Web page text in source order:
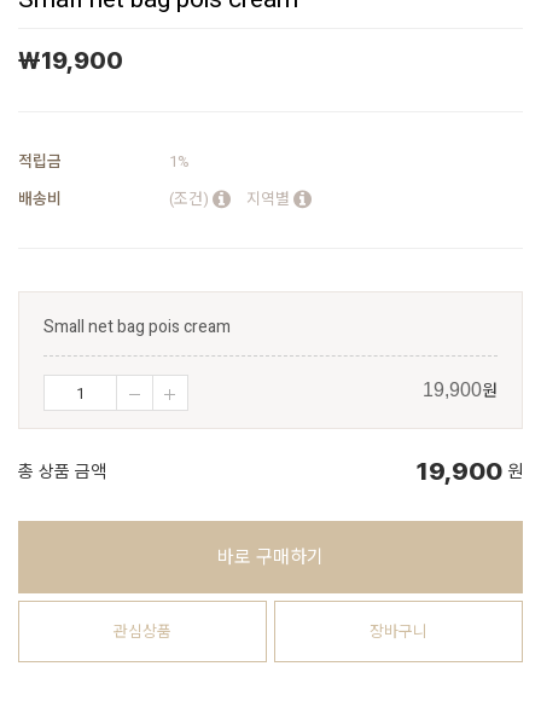
￦19,900
적립금
1%
배송비
(조건) 지역별
Small net bag pois cream
19,900원
총 상품 금액 19,900 원
바로 구매하기
관심상품 장바구니